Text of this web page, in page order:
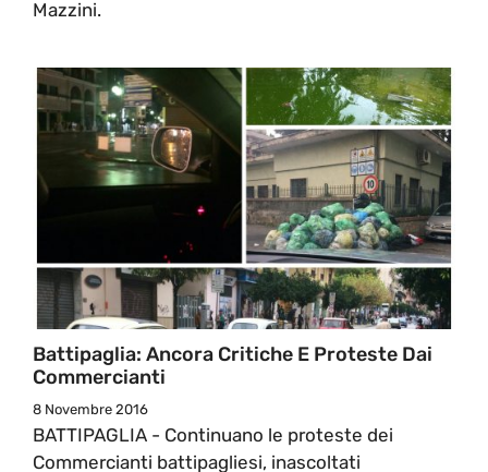
Mazzini.
Battipaglia: Ancora Critiche E Proteste Dai
Commercianti
8 Novembre 2016
BATTIPAGLIA - Continuano le proteste dei
Commercianti battipagliesi, inascoltati